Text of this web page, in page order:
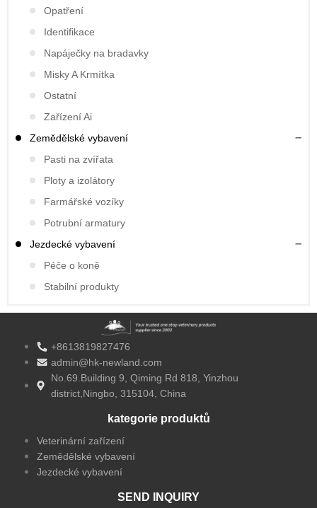
Opatření
Identifikace
Napáječky na bradavky
Misky A Krmítka
Ostatní
Zařízení Ai
Zemědělské vybavení
Pasti na zvířata
Ploty a izolátory
Farmářské vozíky
Potrubní armatury
Jezdecké vybavení
Péče o koně
Stabilní produkty
+8613819827476
admin@hk-newland.com
No.69.Building 9, Qiming Rd 818, Yinzhou
district,Ningbo, 315104, China
kategorie produktů
Veterinární zařízení
Zemědělské vybavení
Jezdecké vybavení
SEND INQUIRY